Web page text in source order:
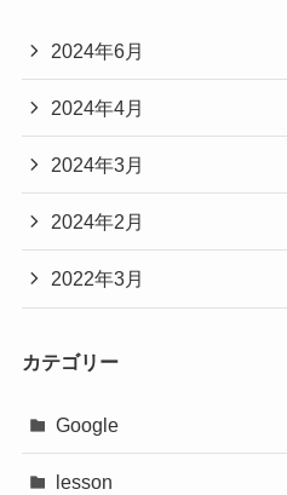
2024年6月
2024年4月
2024年3月
2024年2月
2022年3月
カテゴリー
Google
lesson